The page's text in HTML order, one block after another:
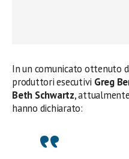
In un comunicato ottenuto
produttori esecutivi Greg
Beth Schwartz,
hanno dichiarato: